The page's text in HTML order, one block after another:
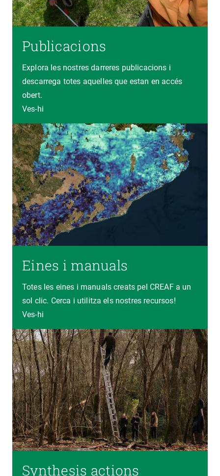
Publicacions
Explora les nostres darreres publicacions i
descarrega totes aquelles que estan en accés
obert.
Ves-hi
Eines i manuals
Totes les eines i manuals creats pel CREAF a un
sol clic. Cerca i utilitza els nostres recursos!
Ves-hi
Synthesis actions